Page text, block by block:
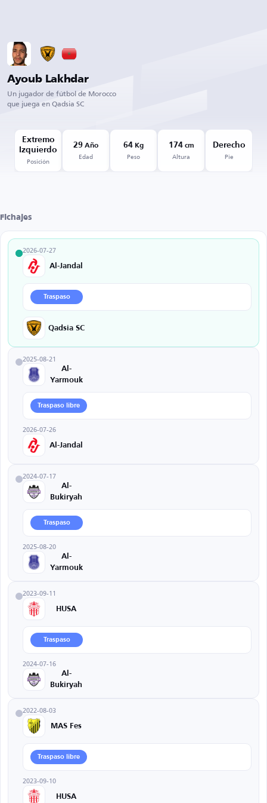
Ayoub Lakhdar
Un jugador de fútbol de Morocco
que juega en Qadsia SC
Extremo
Izquierdo
Posición
29 Año
Edad
64 Kg
Peso
174cm
Altura
Derecho
Pie
Fichajes
2026-07-27
Al-Jandal
Traspaso
Qadsia SC
2025-08-21
Al-
Yarmouk
Traspaso libre
2026-07-26
Al-Jandal
2024-07-17
Al-
Bukiryah
Traspaso
2025-08-20
Al-
Yarmouk
2023-09-11
HUSA
Traspaso
2024-07-16
Al-
Bukiryah
2022-08-03
MAS Fes
Traspaso libre
2023-09-10
HUSA